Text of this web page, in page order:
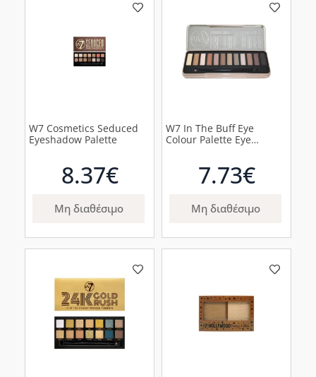
W7 Cosmetics Seduced
Eyeshadow Palette
8.37€
Μη διαθέσιμο
W7 In The Buff Eye
Colour Palette Eye
7.73€
Μη διαθέσιμο